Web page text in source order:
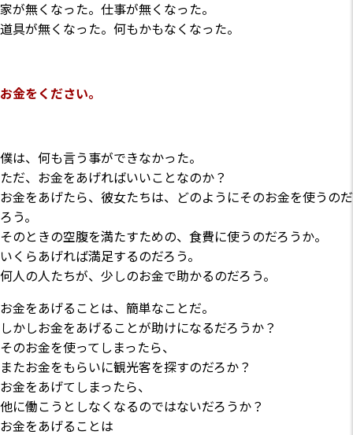
家が無くなった。仕事が無くなった。
道具が無くなった。何もかもなくなった。
お金をください。
僕は、何も言う事ができなかった。
ただ、お金をあげればいいことなのか？
お金をあげたら、彼女たちは、どのようにそのお金を使うのだ
ろう。
そのときの空腹を満たすための、食費に使うのだろうか。
いくらあげれば満足するのだろう。
何人の人たちが、少しのお金で助かるのだろう。
お金をあげることは、簡単なことだ。
しかしお金をあげることが助けになるだろうか？
そのお金を使ってしまったら、
またお金をもらいに観光客を探すのだろか？
お金をあげてしまったら、
他に働こうとしなくなるのではないだろうか？
お金をあげることは